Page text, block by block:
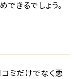
きるでしょう。
ミだけでなく悪